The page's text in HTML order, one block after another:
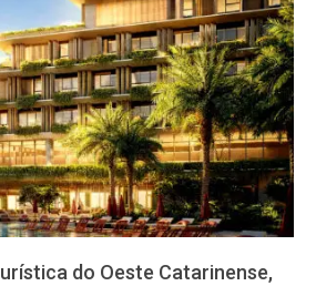
do Oeste Catarinense,